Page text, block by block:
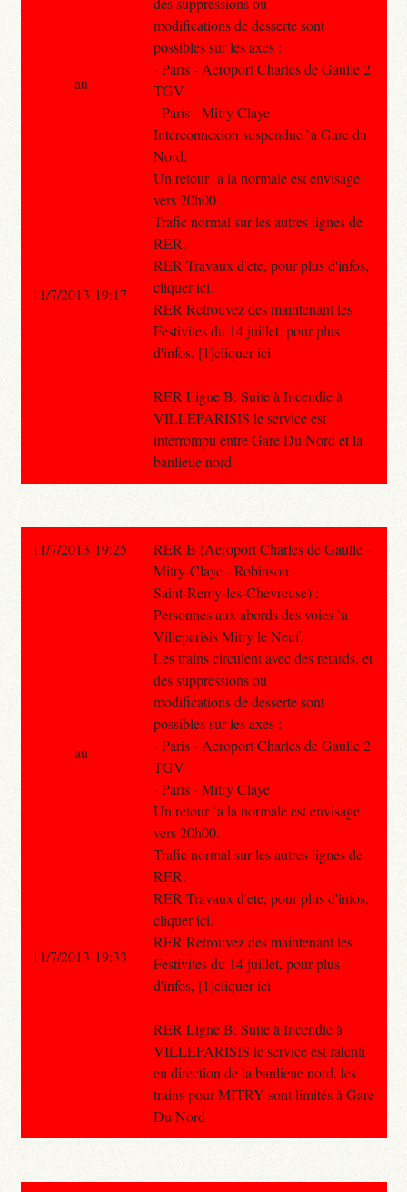
modifications de desserte sont
possibles sur les axes :
- Paris - Aeroport Charles de Gaulle 2
TGV
- Paris - Mitry Claye
Interconnexion suspendue `a Gare du
Nord.
Un retour `a la normale est envisage
vers 20h00 .
Trafic normal sur les autres lignes de
RER.
RER Travaux d'ete, pour plus d'infos,
cliquer ici.
RER Retrouvez des maintenant les
Festivites du 14 juillet, pour plus
d'infos, [1]cliquer ici
RER Ligne B: Suite à Incendie à
VILLEPARISIS le service est
interrompu entre Gare Du Nord et la
banlieue nord
au
11/7/2013 19:17
11/7/2013 19:25
RER B (Aeroport Charles de Gaulle -
Mitry-Claye - Robinson -
Saint-Remy-les-Chevreuse) :
Personnes aux abords des voies `a
Villeparisis Mitry le Neuf.
Les trains circulent avec des retards, et
des suppressions ou
modifications de desserte sont
possibles sur les axes :
- Paris - Aeroport Charles de Gaulle 2
TGV
- Paris - Mitry Claye
Un retour `a la normale est envisage
vers 20h00.
Trafic normal sur les autres lignes de
RER.
RER Travaux d'ete, pour plus d'infos,
cliquer ici.
RER Retrouvez des maintenant les
Festivites du 14 juillet, pour plus
d'infos, [1]cliquer ici
RER Ligne B: Suite à Incendie à
VILLEPARISIS le service est ralenti
en direction de la banlieue nord, les
trains pour MITRY sont limités à Gare
Du Nord
au
11/7/2013 19:33